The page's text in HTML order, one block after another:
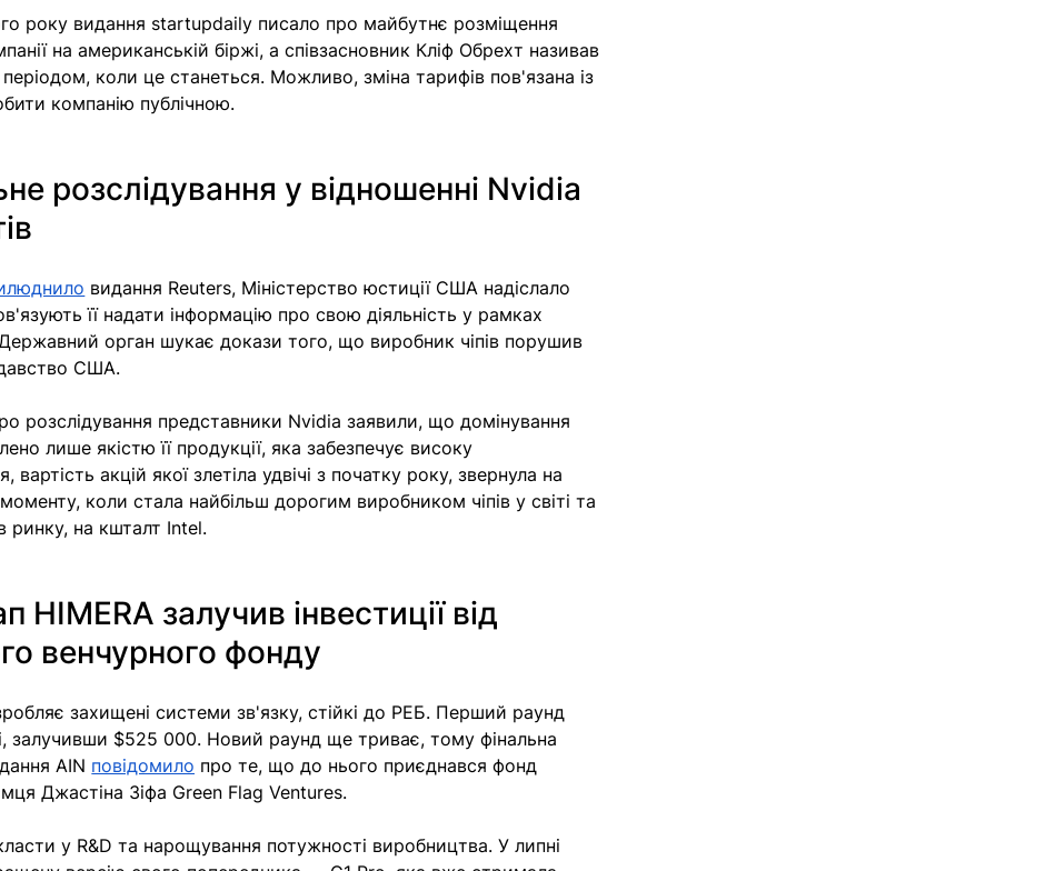
року видання startupdaily писало про майбутнє розміщення
на американській біржі, а співзасновник Кліф Обрехт називав
коли це станеться. Можливо, зміна тарифів пов'язана із
компанію публічною.
розслідування у відношенні Nvidia
видання Reuters, Міністерство юстиції США надіслало
її надати інформацію про свою діяльність у рамках
орган шукає докази того, що виробник чіпів порушив
США.
розслідування представники Nvidia заявили, що домінування
лише якістю її продукції, яка забезпечує високу
вартість акцій якої злетіла удвічі з початку року, звернула на
коли стала найбільш дорогим виробником чіпів у світі та
ринку, на кшталт Intel.
HIMERA залучив інвестиції від
венчурного фонду
захищені системи зв'язку, стійкі до РЕБ. Перший раунд
залучивши $525 000. Новий раунд ще триває, тому фінальна
AIN повідомило про те, що до нього приєднався фонд
Джастіна Зіфа Green Flag Ventures.
у R&D та нарощування потужності виробництва. У липні